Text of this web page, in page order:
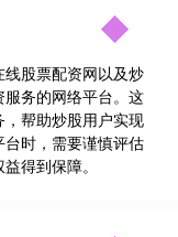
股票配资网以及炒
务的网络平台。这
帮助炒股用户实现
时，需要谨慎评估
得到保障。